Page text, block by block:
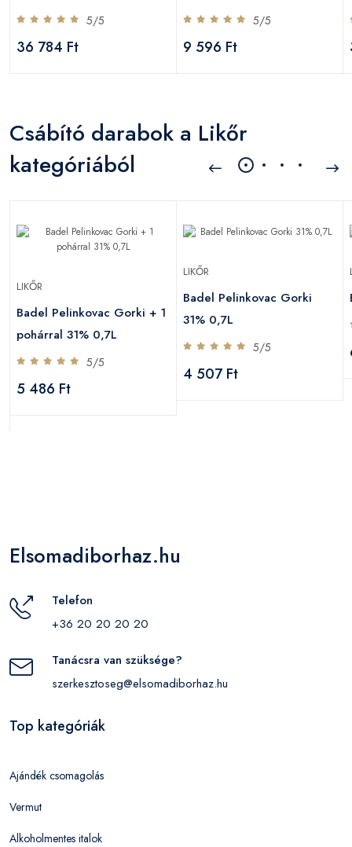
5/5
36 784 Ft
5/5
9 596 Ft
Csábító darabok a Likőr
kategóriából
LIKŐR
Badel Pelinkovac Gorki + 1
pohárral 31% 0,7L
5/5
5 486 Ft
LIKŐR
Badel Pelinkovac Gorki
31% 0,7L
5/5
4 507 Ft
Elsomadiborhaz.hu
Telefon
+36 20 20 20 20
Tanácsra van szüksége?
szerkesztoseg@elsomadiborhaz.hu
Top kategóriák
Ajándék csomagolás
Vermut
Alkoholmentes italok